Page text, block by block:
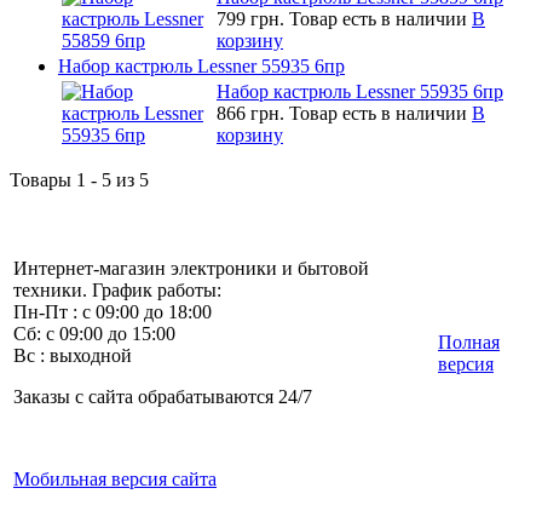
799 грн. Товар есть в наличии В
корзину
Набор кастрюль Lessner 55935 6пр
Набор кастрюль Lessner 55935 6пр
866 грн. Товар есть в наличии В
корзину
Товары 1 - 5 из 5
Интернет-магазин электроники и бытовой
техники. График работы:
Пн-Пт : с 09:00 до 18:00
Сб: с 09:00 до 15:00
Вс : выходной
Заказы с сайта обрабатываются 24/7
Мобильная версия сайта
Полная
версия